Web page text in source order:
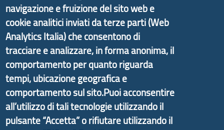
Il portale di marketing territoriale e sviluppo locale
di Genova Città Metropolitana si è sviluppato a
partire dal progetto nazionale Aree Interne
promosso dal Dipartimento per lo Sviluppo
Economico e finalizzato al rilancio socio-economico
delle valli dell’entroterra. In particolare fornisce
informazioni ed aggiornamenti sullaStrategia
navigazione e fruizione del sito web e
cookie analitici inviati da terze parti (Web
Analytics Italia) che consentono di
tracciare e analizzare, in forma anonima, il
comportamento per quanto riguarda
tempi, ubicazione geografica e
comportamento sul sito.Puoi acconsentire
all’utilizzo di tali tecnologie utilizzando il
pulsante “Accetta” o rifiutare utilizzando il